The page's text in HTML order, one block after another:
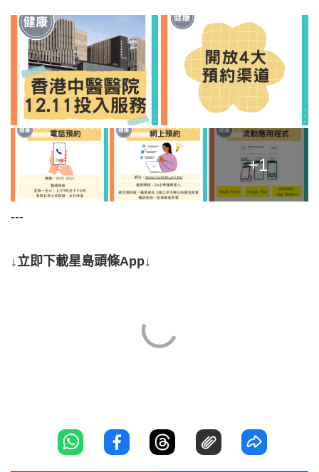
+1
---
↓立即下載星島頭條App↓